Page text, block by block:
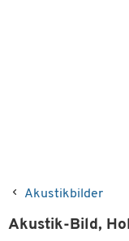
Akustikbilder
Akustik-Bild,